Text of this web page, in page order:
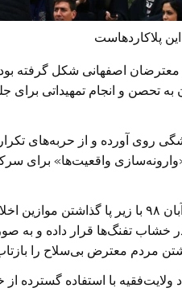
پلاکاردهاست
اصفهانی شکل گرفته
تحصن و انجام تمهیداتی برای
روی آورده و از حربه‌های
واقعیت‌ها» برای
تعدادی از نیروهای انتظامی یا امنیتی بمانند
خشاب تفنگ‌ها قرار داده و به
مردم معترض بی‌سلاح را
ولایت‌فقیه با استفاده